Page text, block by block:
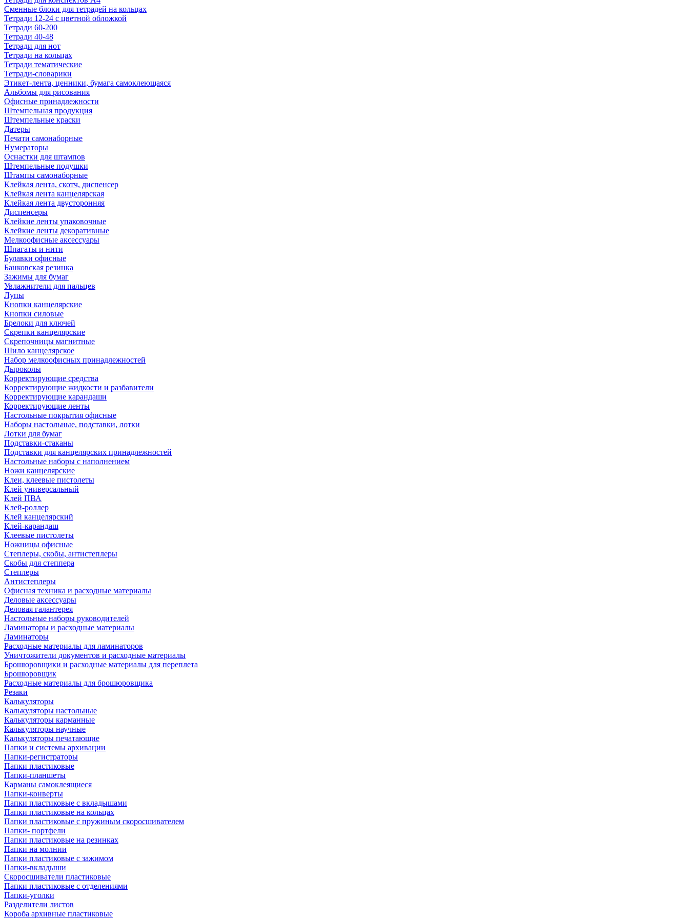
Сменные блоки для тетрадей на кольцах
Тетради 12-24 с цветной обложкой
Тетради 60-200
Тетради 40-48
Тетради для нот
Тетради на кольцах
Тетради тематические
Тетради-словарики
Этикет-лента, ценники, бумага самоклеющаяся
Альбомы для рисования
Офисные принадлежности
Штемпельная продукция
Штемпельные краски
Датеры
Печати самонаборные
Нумераторы
Оснастки для штампов
Штемпельные подушки
Штампы самонаборные
Клейкая лента, скотч, диспенсер
Клейкая лента канцелярская
Клейкая лента двусторонняя
Диспенсеры
Клейкие ленты упаковочные
Клейкие ленты декоративные
Мелкоофисные аксессуары
Шпагаты и нити
Булавки офисные
Банковская резинка
Зажимы для бумаг
Увлажнители для пальцев
Лупы
Кнопки канцелярские
Кнопки силовые
Брелоки для ключей
Скрепки канцелярские
Скрепочницы магнитные
Шило канцелярское
Набор мелкоофисных принадлежностей
Дыроколы
Корректирующие средства
Корректирующие жидкости и разбавители
Корректирующие карандаши
Корректирующие ленты
Настольные покрытия офисные
Наборы настольные, подставки, лотки
Лотки для бумаг
Подставки-стаканы
Подставки для канцелярских принадлежностей
Настольные наборы с наполнением
Ножи канцелярские
Клеи, клеевые пистолеты
Клей универсальный
Клей ПВА
Клей-роллер
Клей канцелярский
Клей-карандаш
Клеевые пистолеты
Ножницы офисные
Степлеры, скобы, антистеплеры
Скобы для степпера
Степлеры
Антистеплеры
Офисная техника и расходные материалы
Деловые аксессуары
Деловая галантерея
Настольные наборы руководителей
Ламинаторы и расходные материалы
Ламинаторы
Расходные материалы для ламинаторов
Уничтожители документов и расходные материалы
Брошюровщики и расходные материалы для переплета
Брошюровщик
Расходные материалы для брошюровщика
Резаки
Калькуляторы
Калькуляторы настольные
Калькуляторы карманные
Калькуляторы научные
Калькуляторы печатающие
Папки и системы архивации
Папки-регистраторы
Папки пластиковые
Папки-планшеты
Карманы самоклеящиеся
Папки-конверты
Папки пластиковые с вкладышами
Папки пластиковые на кольцах
Папки пластиковые с пружиным скоросшивателем
Папки- портфели
Папки пластиковые на резинках
Папки на молнии
Папки пластиковые с зажимом
Папки-вкладыши
Скоросшиватели пластиковые
Папки пластиковые с отделениями
Папки-уголки
Разделители листов
Короба архивные пластиковые